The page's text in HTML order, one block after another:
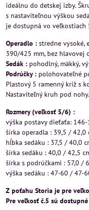
ideálnu do detskej izby.
s nastaviteľnou výškou
je dostupná vo veľkostiach
Operadlo : stredne vysoké,
390/425 mm, bez hlavovej
Sedák : pohodlný, mäkký,
Podrúčky : polohovateľné
Plastový 5 ramenný kríž s
Nastaviteľný kruh pod nohy.
Rozmery (veľkosť 5/6) :
výška postavy dieťaťa:
šírka operadla : 39,5 / 42,0
hĺbka sedáku : 37,5 / 40,0
šírka sedáku : 40,0 / 42,5
šírka s podrúčkami : 57,0 /
výška sedáku : 47-60 / 47-
Z poťahu Storia je pre
Pre veľkosť č.5 sú